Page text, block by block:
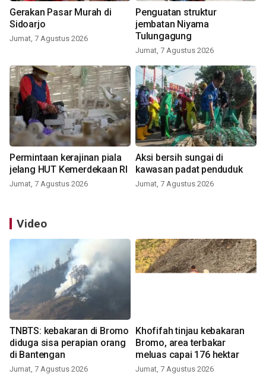
Gerakan Pasar Murah di
Sidoarjo
Jumat, 7 Agustus 2026
Penguatan struktur
jembatan Niyama
Tulungagung
Jumat, 7 Agustus 2026
Permintaan kerajinan piala
jelang HUT Kemerdekaan RI
Jumat, 7 Agustus 2026
Aksi bersih sungai di
kawasan padat penduduk
Jumat, 7 Agustus 2026
Video
TNBTS: kebakaran di Bromo
diduga sisa perapian orang
di Bantengan
Jumat, 7 Agustus 2026
Khofifah tinjau kebakaran
Bromo, area terbakar
meluas capai 176 hektar
Jumat, 7 Agustus 2026